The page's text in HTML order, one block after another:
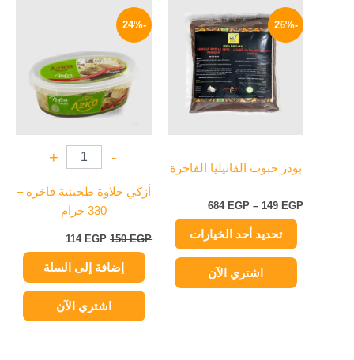
-26%
بودر حبوب الفانيليا الفاخرة
149 EGP
–
684 EGP
السعر:
من
خلال
⁦684 EGP⁩
تحديد أحد الخيارات
هناك
العديد
من
الأشكال
المختلفة
الخيارات
صفحة
المنتج
اشتري الآن
-24%
-
+
أزكي حلاوة طحينية فاخره –
330 جرام
150EGP
114 EGP
إضافة إلى السلة
اشتري الآن